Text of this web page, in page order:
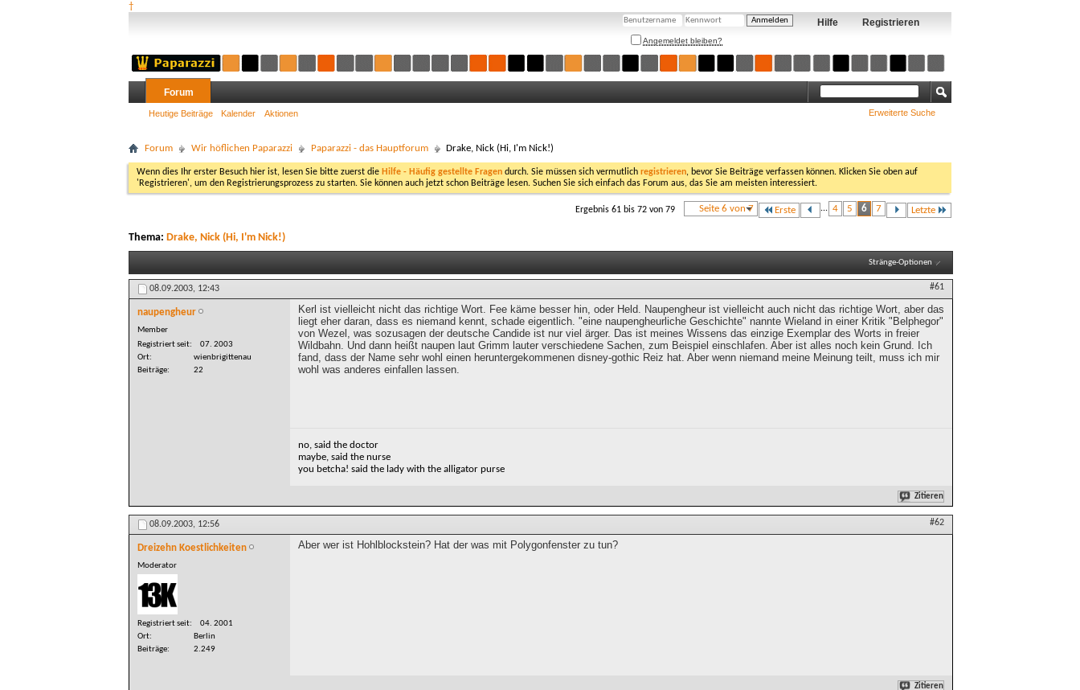
†
Registrieren
Hilfe
Angemeldet bleiben?
Forum
Heutige Beiträge Kalender Aktionen Erweiterte Suche
Forum Wir höflichen Paparazzi Paparazzi - das Hauptforum Drake, Nick (Hi, I'm Nick!)
Wenn dies Ihr erster Besuch hier ist, lesen Sie bitte zuerst die Hilfe - Häufig gestellte Fragen durch. Sie müssen sich vermutlich registrieren, bevor Sie Beiträge verfassen können. Klicken Sie oben auf
'Registrieren', um den Registrierungsprozess zu starten. Sie können auch jetzt schon Beiträge lesen. Suchen Sie sich einfach das Forum aus, das Sie am meisten interessiert.
Seite 6 von 7 Erste ... 4 5 6 7 Letzte
Ergebnis 61 bis 72 von 79
Thema: Drake, Nick (Hi, I'm Nick!)
Stränge-Optionen
08.09.2003, 12:43 #61
naupengheur
Member
Registriert seit
07. 2003
Ort
wienbrigittenau
Beiträge
22
Kerl ist vielleicht nicht das richtige Wort. Fee käme besser hin, oder Held. Naupengheur ist vielleicht auch nicht das richtige Wort, aber das
liegt eher daran, dass es niemand kennt, schade eigentlich. "eine naupengheurliche Geschichte" nannte Wieland in einer Kritik "Belphegor"
von Wezel, was sozusagen der deutsche Candide ist nur viel ärger. Das ist meines Wissens das einzige Exemplar des Worts in freier
Wildbahn. Und dann heißt naupen laut Grimm lauter verschiedene Sachen, zum Beispiel einschlafen. Aber ist alles noch kein Grund. Ich
fand, dass der Name sehr wohl einen heruntergekommenen disney-gothic Reiz hat. Aber wenn niemand meine Meinung teilt, muss ich mir
wohl was anderes einfallen lassen.
no, said the doctor
maybe, said the nurse
you betcha! said the lady with the alligator purse
Zitieren
08.09.2003, 12:56 #62
Dreizehn Koestlichkeiten
Moderator
Registriert seit
04. 2001
Ort
Berlin
Beiträge
2.249
Aber wer ist Hohlblockstein? Hat der was mit Polygonfenster zu tun?
Zitieren